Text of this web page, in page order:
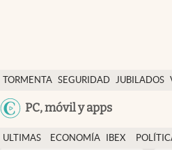
TORMENTA SEGURIDAD JUBILADOS
PC, móvil y apps
Economía y finanzas
Política
Actualidad
ULTIMAS
ECONOMÍA
IBEX